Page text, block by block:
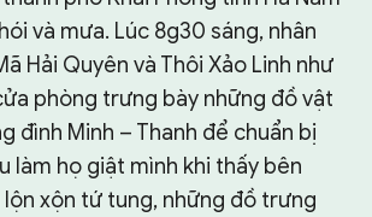
và mưa. Lúc 8g30 sáng, nhân
Hải Quyên và Thôi Xảo Linh như
phòng trưng bày những đồ vật
đình Minh – Thanh để chuẩn bị
làm họ giật mình khi thấy bên
xộn tứ tung, những đồ trưng